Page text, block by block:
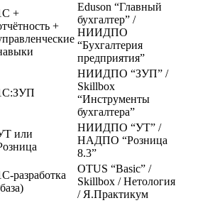
+
+
Eduson “Главный
бухгалтер” /
НИИДПО
“Бухгалтерия
предприятия”
НИИДПО “ЗУП” /
Skillbox
“Инструменты
бухгалтера”
или
НИИДПО “УТ” /
НАДПО “Розница
8.3”
разработка
OTUS “Basic” /
Skillbox / Нетология
/ Я.Практикум